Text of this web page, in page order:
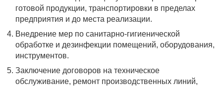
готовой продукции, транспортировки в пределах
предприятия и до места реализации.
Внедрение мер по санитарно-гигиенической
обработке и дезинфекции помещений, оборудования,
инструментов.
Заключение договоров на техническое
обслуживание, ремонт производственных линий,